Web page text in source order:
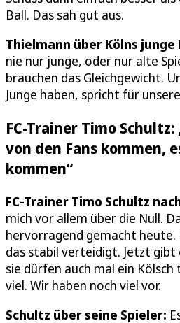
Ball. Das sah gut aus.
Thielmann über Kölns
nie nur junge, oder nur alte
brauchen das Gleichgewicht.
Junge haben, spricht für
FC-Trainer Timo
von den Fans kommen,
kommen“
FC-Trainer Timo Schultz
mich vor allem über die Null.
hervorragend gemacht
das stabil verteidigt. Jetzt gibt
sie dürfen auch mal ein
viel. Wir haben noch viel vor.
Schultz über seine Spieler: